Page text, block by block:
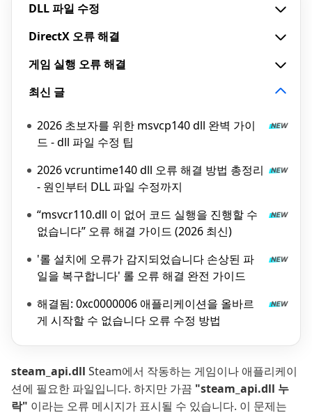
DLL 파일 수정
DirectX 오류 해결
게임 실행 오류 해결
최신 글
2026 초보자를 위한 msvcp140 dll 완벽 가이
드 - dll 파일 수정 팁
2026 vcruntime140 dll 오류 해결 방법 총정리
- 원인부터 DLL 파일 수정까지
“msvcr110.dll 이 없어 코드 실행을 진행할 수
없습니다” 오류 해결 가이드 (2026 최신)
'롤 설치에 오류가 감지되었습니다 손상된 파
일을 복구합니다' 롤 오류 해결 완전 가이드
해결됨: 0xc0000006 애플리케이션을 올바르
게 시작할 수 없습니다 오류 수정 방법
steam_api.dll Steam에서 작동하는 게임이나 애플리케이
션에 필요한 파일입니다. 하지만 가끔 "steam_api.dll 누
락" 이라는 오류 메시지가 표시될 수 있습니다. 이 문제는